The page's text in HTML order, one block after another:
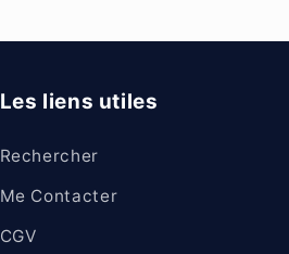
Les liens utiles
Rechercher
Me Contacter
CGV